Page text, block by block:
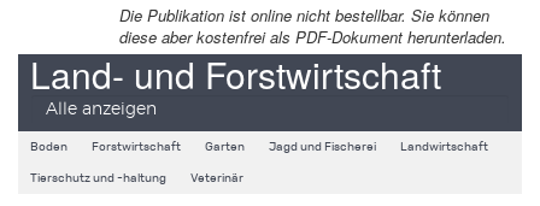
Die Publikation ist online nicht bestellbar. Sie können
diese aber kostenfrei als PDF-Dokument herunterladen.
Land- und Forstwirtschaft
Alle anzeigen
Boden Forstwirtschaft Garten Jagd und Fischerei Landwirtschaft
Tierschutz und -haltung Veterinär